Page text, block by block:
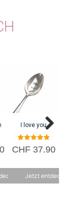
I love you
5.00
von 5
CHF37.90
Jetzt